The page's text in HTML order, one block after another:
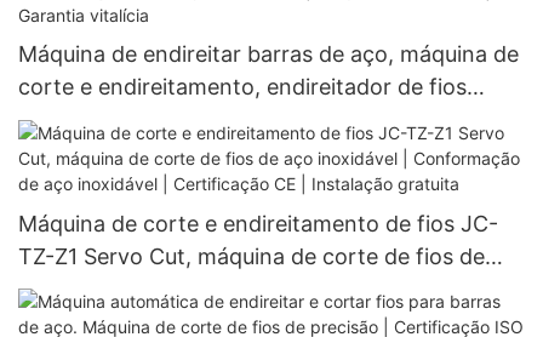
Máquina de endireitar barras de aço, máquina de
corte e endireitamento, endireitador de fios
metálicos personalizado | Conformação de
múltiplos formatos | Maquinaria industrial |
Garantia vitalícia
Máquina de corte e endireitamento de fios JC-
TZ-Z1 Servo Cut, máquina de corte de fios de
aço inoxidável | Conformação de aço inoxidável |
Certificação CE | Instalação gratuita